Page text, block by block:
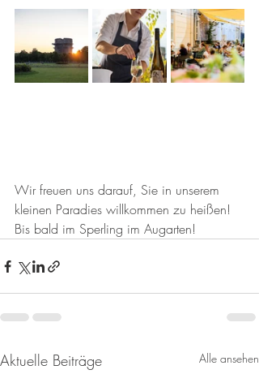
Wir freuen uns darauf, Sie in unserem
kleinen Paradies willkommen zu heißen!
Bis bald im Sperling im Augarten!
Aktuelle Beiträge Alle ansehen